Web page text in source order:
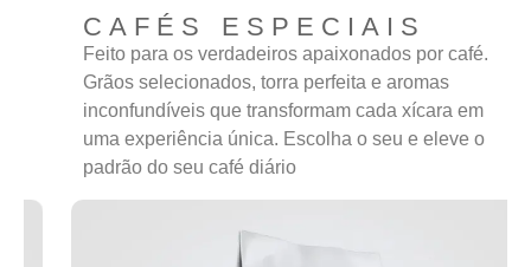
CAFÉS ESPECIAIS
Feito para os verdadeiros apaixonados por café.
Grãos selecionados, torra perfeita e aromas
inconfundíveis que transformam cada xícara em
uma experiência única. Escolha o seu e eleve o
padrão do seu café diário